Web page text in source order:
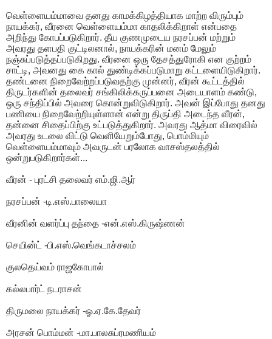
வெள்ளையம்மாவை தனது காமக்கிழத்தியாக மாற்ற விரும்பும்
நாயக்கர், வீரனை வெள்ளையம்மா காதலிக்கிறாள் என்பதை
அறிந்து கோபப்படுகிறார். தீய குணமுடைய நரசப்பன் மற்றும்
அவரது தளபதி குட்டிலனால், நாயக்கரின் மனம் மேலும்
நஞ்சுப்படுத்தப்படுகிறது. வீரனை ஒரு தேசத்துரோகி என குற்றம்
சாட்டி, அவனது கை கால் துண்டிக்கப்படுமாறு கட்டளையிடுகிறார்.
தண்டனை நிறைவேற்றப்படுவதற்கு முன்னர், வீரன் கூட்டத்தில்
திருடர்களின் தலைவர் சங்கிலிக்கருப்பனை அடையாளம் கண்டு,
ஒரு சந்திப்பில் அவரை கொன்றுவிடுகிறார். அவன் இப்போது தனது
பணியை நிறைவேற்றியுள்ளான் என்று திருப்தி அடைந்த வீரன்,
தன்னை சிதைப்பிற்கு உட்படுத்துகிறார். அவரது ஆத்மா விரைவில்
அவரது உடலை விட்டு வெளியேறும்போது, ​​பொம்மியும்
வெள்ளையம்மாவும் அவருடன் பரலோக வாசஸ்தலத்தில்
ஒன்றுபடுகிறார்கள்...
வீரன் - புரட்சி தலைவர் எம்.ஜி.ஆர்
நரசப்பன் -டி.எஸ்.பாலையா
வீரனின் வளர்ப்பு தந்தை -என்.எஸ்.கிருஷ்ணன்
செயின்ட் -பி.எஸ்.வெங்கடாச்சலம்
குலதெய்வம் ராஜகோபால்
கல்லபார்ட் நடராசன்
திருமலை நாயக்கர் -ஓ.ஏ.கே.தேவர்
அரசன் பொம்மன் -மா.பாலசுப்ரமணியம்